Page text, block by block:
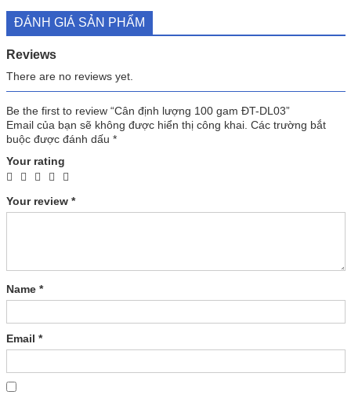
ĐÁNH GIÁ SẢN PHẨM
Reviews
There are no reviews yet.
Be the first to review “Cân định lượng 100 gam ĐT-DL03”
Email của bạn sẽ không được hiển thị công khai. Các trường bắt
buộc được đánh dấu *
Your rating
Your review *
Name *
Email *